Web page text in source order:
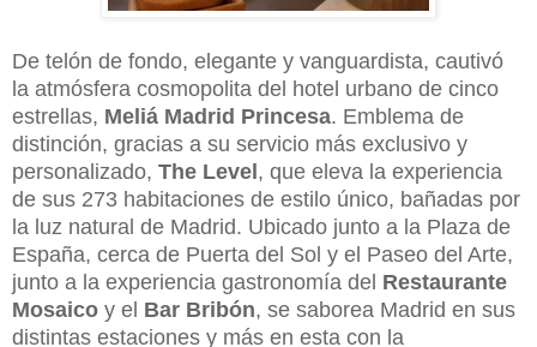
De telón de fondo, elegante y vanguardista, cautivó
la atmósfera cosmopolita del hotel urbano de cinco
estrellas, Meliá Madrid Princesa. Emblema de
distinción, gracias a su servicio más exclusivo y
personalizado, The Level, que eleva la experiencia
de sus 273 habitaciones de estilo único, bañadas por
la luz natural de Madrid. Ubicado junto a la Plaza de
España, cerca de Puerta del Sol y el Paseo del Arte,
junto a la experiencia gastronomía del Restaurante
Mosaico y el Bar Bribón, se saborea Madrid en sus
distintas estaciones y más en esta con la